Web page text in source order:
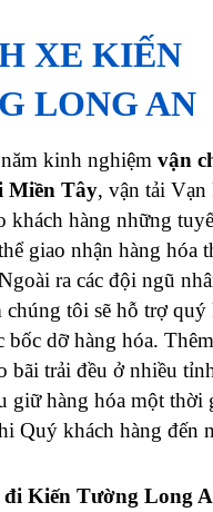
XE KIẾN
LONG AN
kinh nghiệm vận
Miền Tây, vận tải
khách hàng những
giao nhận hàng hóa
ra các đội ngũ
tôi sẽ hỗ trợ quý
bốc dỡ hàng hóa.
bãi trải đều ở nhiều
giữ hàng hóa một thời
Quý khách hàng đến
Kiến Tường Long